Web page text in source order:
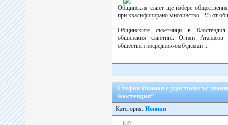
Общинския съвет ще избере
при квалифицирано мнозинство- 2/3 от
Общинските съветници в
общинския съветник Огнян Атанасов
обществен посредник-омбудсман ...
Стефан Иванов е удостоен със
Кюстендил”
Категория: Новини